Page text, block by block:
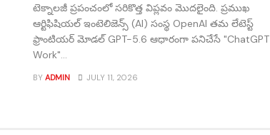
టెక్నాలజీ ప్రపంచంలో సరికొత్త విప్లవం మొదలైంది. ప్రముఖ
ఆర్టిఫిషియల్ ఇంటెలిజెన్స్ (AI) సంస్థ OpenAI తమ లేటెస్ట్
ఫ్రాంటియర్ మోడల్ GPT-5.6 ఆధారంగా పనిచేసే "ChatGPT
Work"...
BY ADMIN JULY 11, 2026